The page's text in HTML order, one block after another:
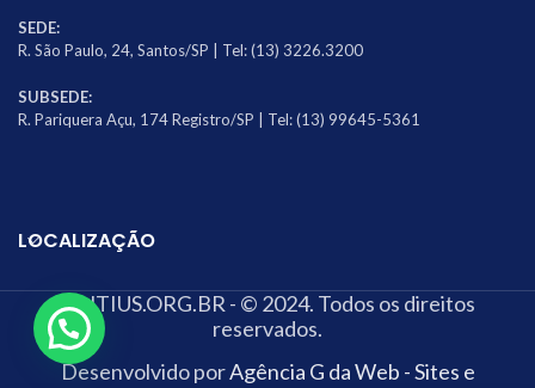
SEDE:
R. São Paulo, 24, Santos/SP | Tel: (13) 3226.3200
SUBSEDE:
R. Pariquera Açu, 174 Registro/SP | Tel: (13) 99645-5361
LOCALIZAÇÃO
SINTIUS.ORG.BR - © 2024. Todos os direitos
reservados.
Desenvolvido porAgência G da Web - Sites e